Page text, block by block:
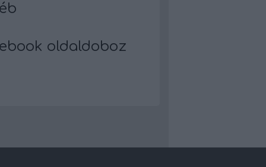
oldaldoboz